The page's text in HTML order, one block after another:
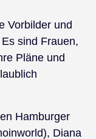
Vorbilder und
sind Frauen,
Pläne und
Hamburger
Diana